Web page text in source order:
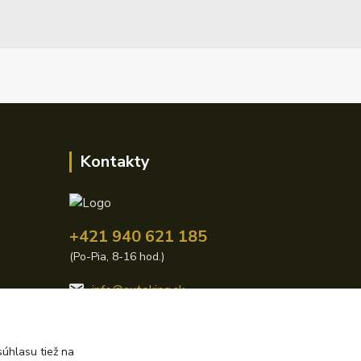
Kontakty
+421 940 621 185
(Po-Pia, 8-16 hod.)
info@autoking.sk
tiež na